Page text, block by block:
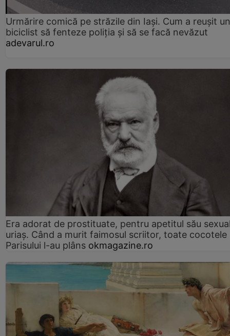
Urmărire comică pe străzile din Iași. Cum a reușit un
biciclist să fenteze poliția și să se facă nevăzut
adevarul.ro
Era adorat de prostituate, pentru apetitul său
uriaș. Când a murit faimosul scriitor, toate cocotele
Parisului l-au plâns okmagazine.ro